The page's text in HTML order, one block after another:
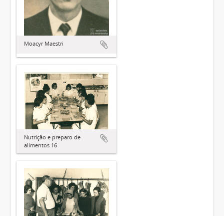
Moacyr Maestri
Nutrição e preparo de
alimentos 16